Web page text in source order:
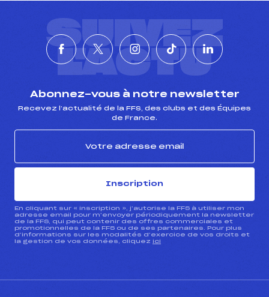
SUIVEZ
L'ACTU
Abonnez-vous à notre newsletter
Recevez l’actualité de la FFS, des clubs et des Équipes
de France.
Inscription
En cliquant sur « inscription », j’autorise la FFS à utiliser mon
adresse email pour m’envoyer périodiquement la newsletter
de la FFS, qui peut contenir des offres commerciales et
promotionnelles de la FFS ou de ses partenaires. Pour plus
d’informations sur les modalités d’exercice de vos droits et
la gestion de vos données, cliquez ici